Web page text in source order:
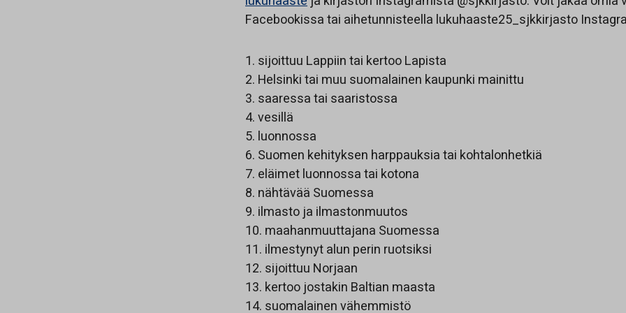
Facebookissa tai aihetunnisteella lukuhaaste25_sjkkirjasto
1. sijoittuu Lappiin tai kertoo Lapista
2. Helsinki tai muu suomalainen kaupunki mainittu
3. saaressa tai saaristossa
4. vesillä
5. luonnossa
6. Suomen kehityksen harppauksia tai kohtalonhetkiä
7. eläimet luonnossa tai kotona
8. nähtävää Suomessa
9. ilmasto ja ilmastonmuutos
10. maahanmuuttajana Suomessa
11. ilmestynyt alun perin ruotsiksi
12. sijoittuu Norjaan
13. kertoo jostakin Baltian maasta
14. suomalainen vähemmistö